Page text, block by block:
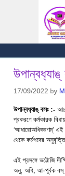
উপান্বধ‍্যাঙ্
17/09/2022 by
উপান্বধ‍্যাঙ্ বসঃ :-
প্রকরণে কর্মকারক
‘আধারোঅধিকরণম্’ এই
থেকে কর্মপদের
এই প্রসঙ্গে ভট্টোজি
অনু, অধি, আ-পূর্বক বস্